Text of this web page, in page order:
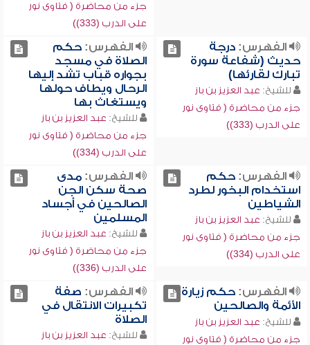
جزء من محاضرة ( فتاوى نور
على الدرب (333))
الفهرس:درجة
حديث (شفاعة سورة
تبارك لقارئها)
للشيخ: عبد العزيز بن باز
جزء من محاضرة ( فتاوى نور
على الدرب (333))
الفهرس:حكم
الصلاة في مسجد
بجواره قباب تشد إليها
الرحال ويطاف حولها
ويستغاث بها
للشيخ: عبد العزيز بن باز
جزء من محاضرة ( فتاوى نور
على الدرب (334))
الفهرس:حكم
استخدام البخور لطرد
الشياطين
للشيخ: عبد العزيز بن باز
جزء من محاضرة ( فتاوى نور
على الدرب (334))
الفهرس:مدى
صحة سكن الجن
الصالحين في أجساد
المسلمين
للشيخ: عبد العزيز بن باز
جزء من محاضرة ( فتاوى نور
على الدرب (336))
الفهرس:حكم زيارة
الأئمة والصالحين
للشيخ: عبد العزيز بن باز
جزء من محاضرة ( فتاوى نور
الفهرس: صفة
تكبيرات الانتقال في
الصلاة
للشيخ: عبد العزيز بن باز